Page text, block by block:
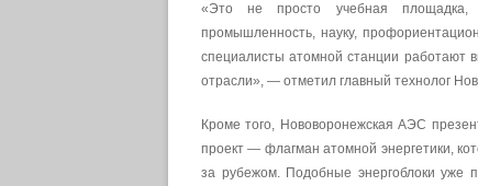
«Это не просто учебная площадка,
промышленность, науку,
специалисты атомной станции работают
отрасли», — отметил главный технолог
Кроме того, Нововоронежская АЭС
проект — флагман атомной энергетики,
за рубежом. Подобные энергоблоки уже